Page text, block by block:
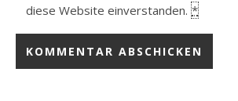
diese Website einverstanden. *